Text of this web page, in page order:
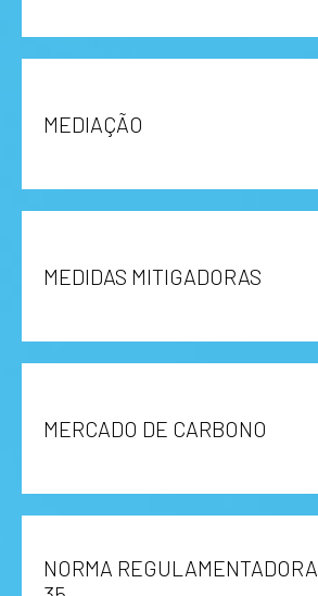
MEDIAÇÃO
MEDIDAS MITIGADORAS
MERCADO DE CARBONO
NORMA REGULAMENTADORA